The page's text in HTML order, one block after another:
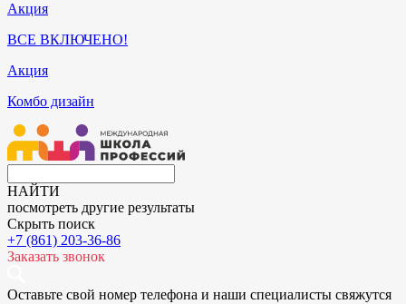
Акция
ВСЕ ВКЛЮЧЕНО!
Акция
Комбо дизайн
НАЙТИ
посмотреть другие результаты
Скрыть поиск
+7 (861) 203-36-86
Заказать звонок
Оставьте свой номер телефона и наши специалисты свяжутся